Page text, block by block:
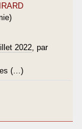
2022 , par
(…)